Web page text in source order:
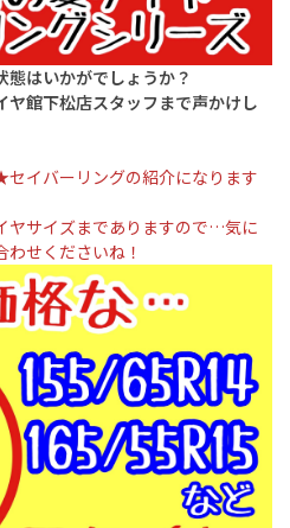
はいかがでしょうか？
館下松店スタッフまで声かけし
イバーリングの紹介になります
ヤサイズまでありますので…気に
せくださいね！